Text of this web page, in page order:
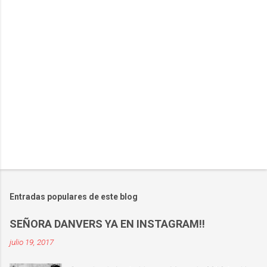
Entradas populares de este blog
SEÑORA DANVERS YA EN INSTAGRAM!!
julio 19, 2017